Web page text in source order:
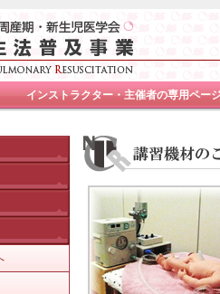
インストラクター・主催者の専用ペー